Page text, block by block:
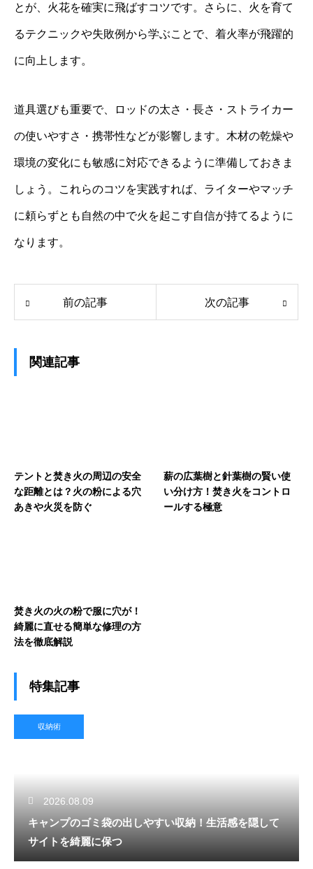
とが、火花を確実に飛ばすコツです。さらに、火を育て
るテクニックや失敗例から学ぶことで、着火率が飛躍的
に向上します。
道具選びも重要で、ロッドの太さ・長さ・ストライカー
の使いやすさ・携帯性などが影響します。木材の乾燥や
環境の変化にも敏感に対応できるように準備しておきま
しょう。これらのコツを実践すれば、ライターやマッチ
に頼らずとも自然の中で火を起こす自信が持てるように
なります。
前の記事 次の記事
関連記事
テントと焚き火の周辺の安全
な距離とは？火の粉による穴
あきや火災を防ぐ
薪の広葉樹と針葉樹の賢い使
い分け方！焚き火をコントロ
ールする極意
焚き火の火の粉で服に穴が！
綺麗に直せる簡単な修理の方
法を徹底解説
特集記事
収納術
2026.08.09
キャンプのゴミ袋の出しやすい収納！生活感を隠して
サイトを綺麗に保つ